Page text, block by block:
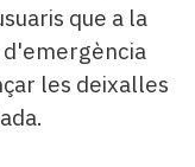
que a la
d'emergència
les deixalles